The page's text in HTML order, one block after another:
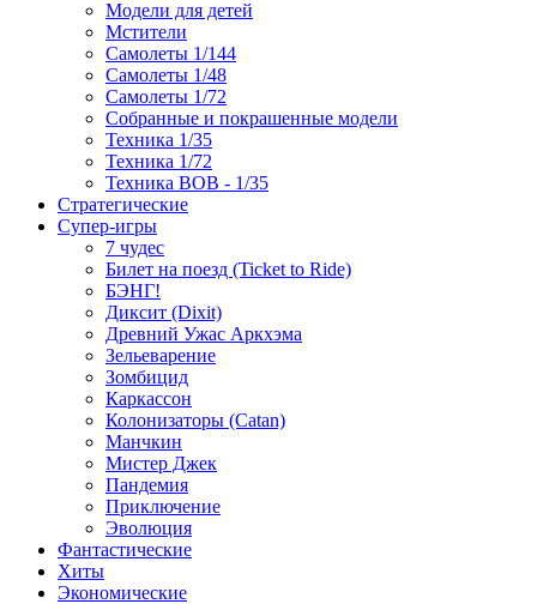
Модели для детей
Мстители
Самолеты 1/144
Самолеты 1/48
Самолеты 1/72
Собранные и покрашенные модели
Техника 1/35
Техника 1/72
Техника ВОВ - 1/35
Стратегические
Супер-игры
7 чудес
Билет на поезд (Ticket to Ride)
БЭНГ!
Диксит (Dixit)
Древний Ужас Аркхэма
Зельеварение
Зомбицид
Каркассон
Колонизаторы (Catan)
Манчкин
Мистер Джек
Пандемия
Приключение
Эволюция
Фантастические
Хиты
Экономические